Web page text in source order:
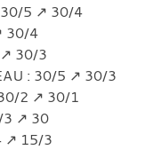
30/5 ↗️ 30/4
30/4
↗️ 30/3
: 30/5 ↗️ 30/3
2 ↗️ 30/1
3 ↗️ 30
↗️ 15/3